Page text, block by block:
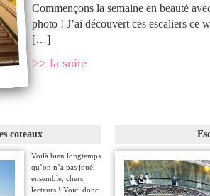
Commençons la semaine en beauté
photo ! J’ai découvert ces escaliers ce
[…]
>> la suite
coteaux
Voilà bien longtemps
qu’on n’a pas joué
ensemble, chers
lecteurs ! Voici donc